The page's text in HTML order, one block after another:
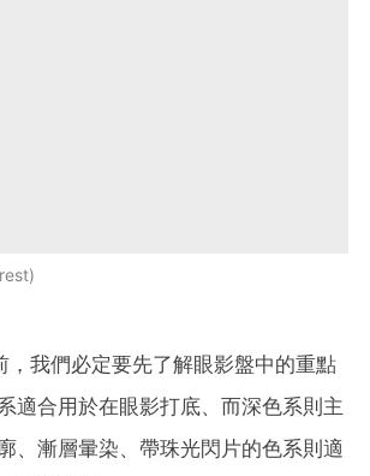
，我們必定要先了解眼影盤中的重點
適合用於在眼影打底、而深色系則主
、漸層暈染、帶珠光閃片的色系則適